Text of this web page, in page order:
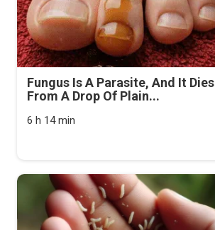
Fungus Is A Parasite, And It Dies
From A Drop Of Plain...
6 h 14 min